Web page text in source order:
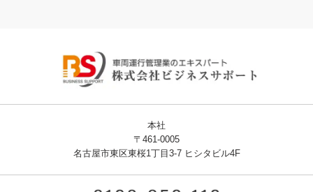
本社
〒461-0005
名古屋市東区東桜1丁目3-7 ヒシタビル4F